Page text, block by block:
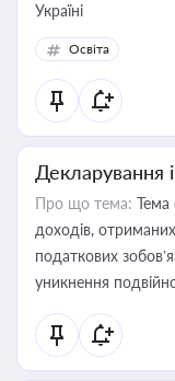
Україні
Освіта
Декларування
Про що тема: Тема
доходів,
податкових
уникнення